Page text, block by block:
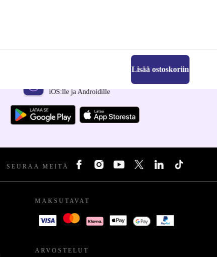
Lisää ostoskoriin
iOS:lle ja Androidille
SEURAA MEITÄ
MAKSUTAVAT
ARVOSTELUT